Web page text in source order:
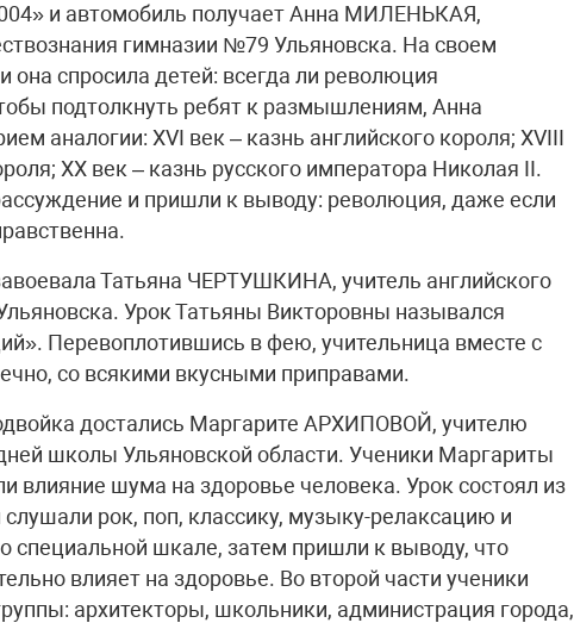
и автомобиль получает Анна МИЛЕНЬКАЯ,
гимназии №79 Ульяновска. На своем
она спросила детей: всегда ли революция
подтолкнуть ребят к размышлениям, Анна
аналогии: XVI век – казнь английского короля; XVIII
XX век – казнь русского императора Николая II.
и пришли к выводу: революция, даже если
Татьяна ЧЕРТУШКИНА, учитель английского
Урок Татьяны Викторовны назывался
Перевоплотившись в фею, учительница вместе с
со всякими вкусными приправами.
достались Маргарите АРХИПОВОЙ, учителю
школы Ульяновской области. Ученики Маргариты
влияние шума на здоровье человека. Урок состоял из
слушали рок, поп, классику, музыку-релаксацию и
специальной шкале, затем пришли к выводу, что
влияет на здоровье. Во второй части ученики
архитекторы, школьники, администрация города,